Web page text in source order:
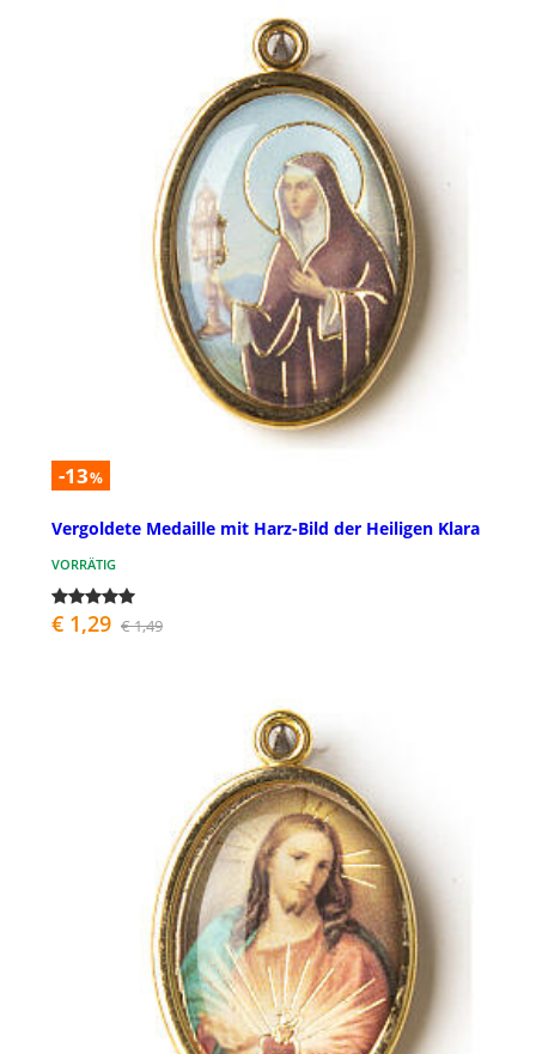
-13%
Vergoldete Medaille mit Harz-Bild der Heiligen Klara
VORRÄTIG
€ 1,29 € 1,49